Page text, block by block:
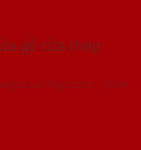
gỗ cửa thép
| Đơn